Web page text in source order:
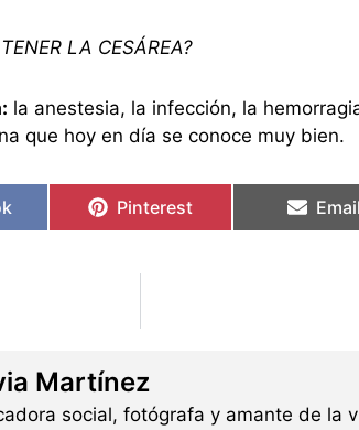
LA CESÁREA?
la anestesia, la infección, la
que hoy en día se conoce muy bien.
Pinterest Email
Martínez
social, fotógrafa y amante de la